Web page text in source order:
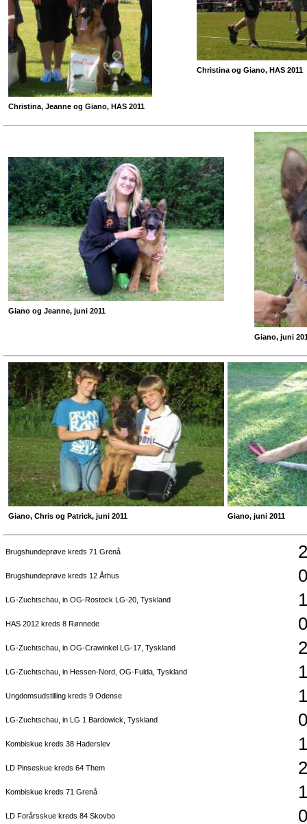
Christina, Jeanne og Giano, HAS 2011
Christina og Giano, HAS 2011
Giano og Jeanne, juni 2011
Giano, juni
Giano, Chris og Patrick, juni 2011 Giano, juni 2011
Brugshundeprøve kreds 71 Grenå
Brugshundeprøve kreds 12 Århus
LG-Zuchtschau, in OG-Rostock LG-20, Tyskland
HAS 2012 kreds 8 Rønnede
LG-Zuchtschau, in OG-Crawinkel LG-17, Tyskland
LG-Zuchtschau, in Hessen-Nord, OG-Fulda, Tyskland
Ungdomsudstilling kreds 9 Odense
LG-Zuchtschau, in LG 1 Bardowick, Tyskland
Kombiskue kreds 38 Haderslev
LD Pinseskue kreds 64 Them
Kombiskue kreds 71 Grenå
LD Forårsskue kreds 84 Skovbo